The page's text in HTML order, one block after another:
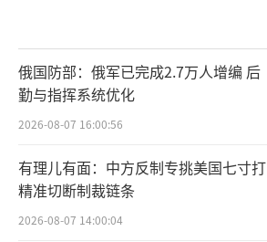
俄国防部：俄军已完成2.7万人增编 后
勤与指挥系统优化
2026-08-07 16:00:56
有理儿有面：中方反制专挑美国七寸打
精准切断制裁链条
2026-08-07 14:00:04